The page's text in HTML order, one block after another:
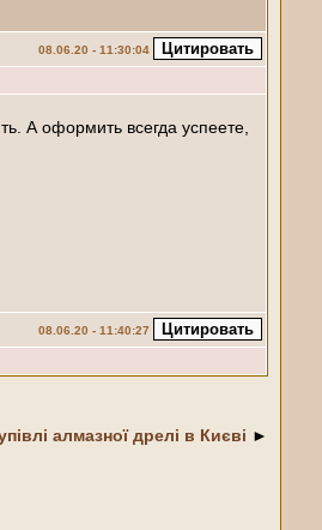
08.06.20 - 11:30:04
А оформить всегда успеете,
08.06.20 - 11:40:27
алмазної дрелі в Києві ►